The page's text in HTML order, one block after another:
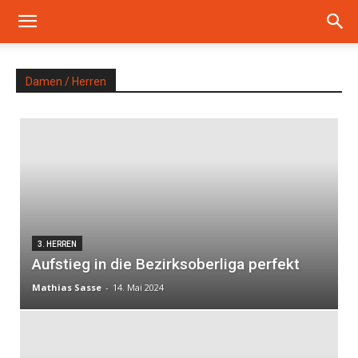
Damen / Herren
3. HERREN
Aufstieg in die Bezirksoberliga perfekt
Mathias Sasse - 14. Mai 2024